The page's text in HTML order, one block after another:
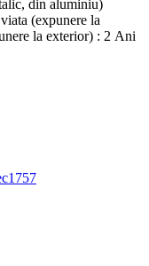
din aluminiu)
(expunere la
la exterior) : 2 Ani